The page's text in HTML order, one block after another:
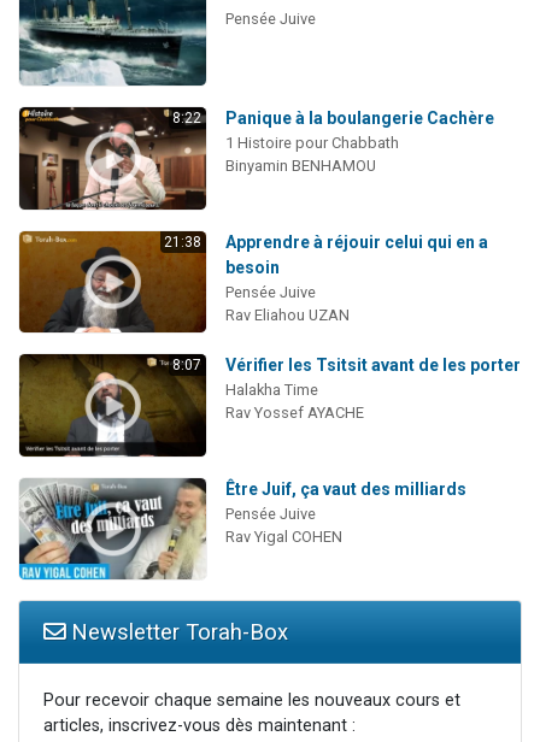
Pensée Juive
8:22 Panique à la boulangerie Cachère
1 Histoire pour Chabbath
Binyamin BENHAMOU
21:38
Apprendre à réjouir celui qui en a
besoin
Pensée Juive
Rav Eliahou UZAN
8:07 Vérifier les Tsitsit avant de les porter
Halakha Time
Rav Yossef AYACHE
Être Juif, ça vaut des milliards
Pensée Juive
Rav Yigal COHEN
Newsletter Torah-Box
Pour recevoir chaque semaine les nouveaux cours et
articles, inscrivez-vous dès maintenant :